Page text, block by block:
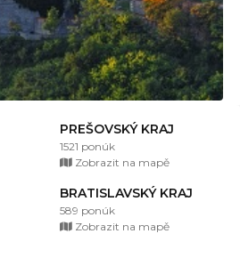
PREŠOVSKÝ KRAJ
1521 ponúk
Zobrazit na mapě
BRATISLAVSKÝ KRAJ
589 ponúk
Zobrazit na mapě